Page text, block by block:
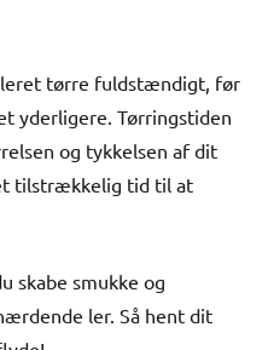
tørre fuldstændigt, før
yderligere. Tørringstiden
og tykkelsen af dit
tilstrækkelig tid til at
skabe smukke og
ler. Så hent dit